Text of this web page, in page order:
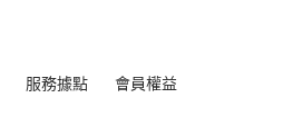
服務據點 會員權益